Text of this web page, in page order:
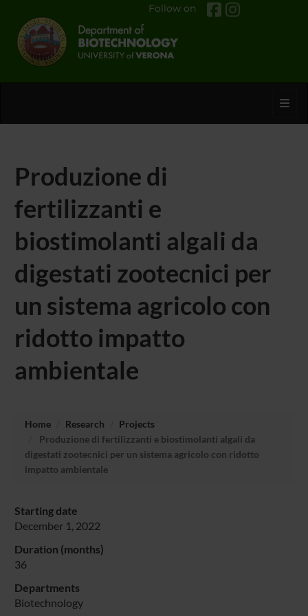
Follow on
Produzione di
fertilizzanti e
biostimolanti algali da
digestati zootecnici per
un sistema agricolo con
ridotto impatto
ambientale
Home Research
Projects
Produzione di fertilizzanti e biostimolanti algali da
digestati zootecnici per un sistema agricolo con ridotto
impatto ambientale
Starting date
December 1, 2022
Duration (months)
36
Departments
Biotechnology